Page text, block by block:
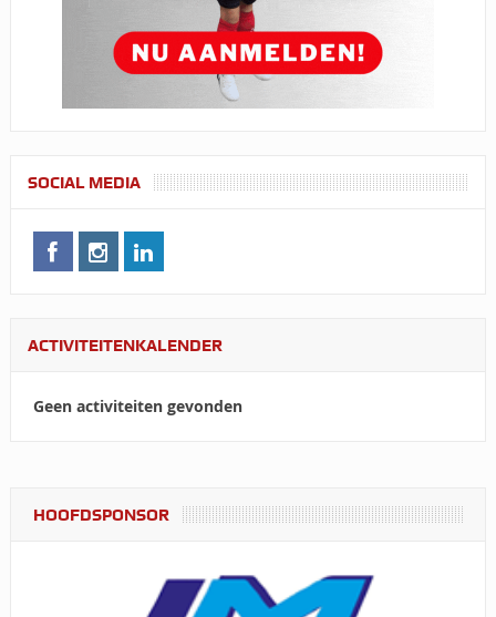
SOCIAL MEDIA
ACTIVITEITENKALENDER
Geen activiteiten gevonden
HOOFDSPONSOR